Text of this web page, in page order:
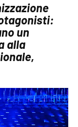
un
alla